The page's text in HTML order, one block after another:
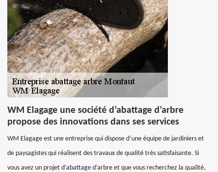
WM Elagage une société d’abattage d’arbre
propose des innovations dans ses services
WM Elagage est une entreprise qui dispose d’une équipe de jardiniers et
de paysagistes qui réalisent des travaux de qualité très satisfaisante. Si
vous avez un projet d’abattage d’arbre et que vous recherchez la qualité,